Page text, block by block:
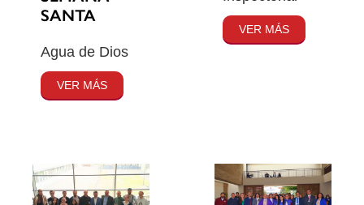
SANTA
Agua de Dios
VER MÁS
VER MÁS